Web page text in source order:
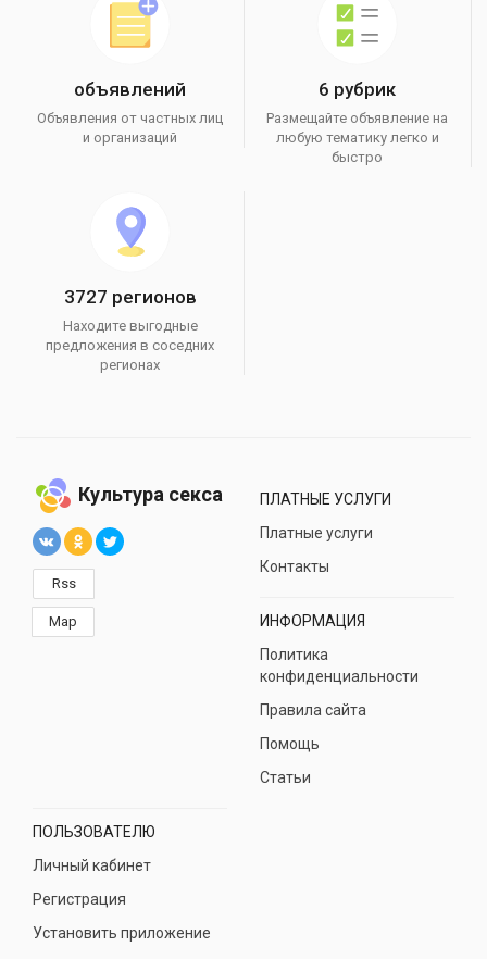
объявлений
Объявления от частных лиц
и организаций
6 рубрик
Размещайте объявление на
любую тематику легко и
быстро
3727 регионов
Находите выгодные
предложения в соседних
регионах
Культура секса
Rss
Map
ПЛАТНЫЕ УСЛУГИ
Платные услуги
Контакты
ИНФОРМАЦИЯ
Политика
конфиденциальности
Правила сайта
Помощь
Статьи
ПОЛЬЗОВАТЕЛЮ
Личный кабинет
Регистрация
Установить приложение